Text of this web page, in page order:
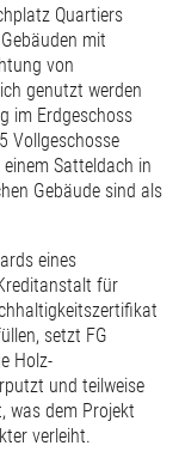
Quartiers
mit
von
genutzt werden
im Erdgeschoss
Vollgeschosse
Satteldach in
Gebäude sind als
eines
für
setzt FG
Holz-
und teilweise
was dem Projekt
verleiht.